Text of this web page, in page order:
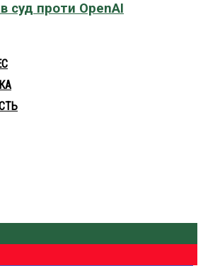
суд проти OpenAI